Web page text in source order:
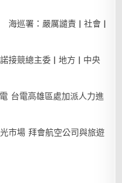
海巡署：嚴厲譴責 | 社會 |
接競總主委 | 地方 | 中央
台電高雄區處加派人力進
市場 拜會航空公司與旅遊